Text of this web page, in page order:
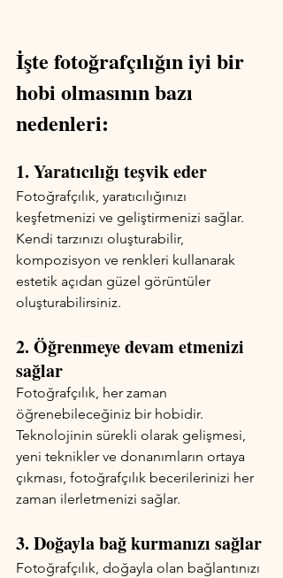
İşte fotoğrafçılığın iyi bir
hobi olmasının bazı
nedenleri:
1. Yaratıcılığı teşvik eder
Fotoğrafçılık, yaratıcılığınızı
keşfetmenizi ve geliştirmenizi sağlar.
Kendi tarzınızı oluşturabilir,
kompozisyon ve renkleri kullanarak
estetik açıdan güzel görüntüler
oluşturabilirsiniz.
2. Öğrenmeye devam etmenizi
sağlar
Fotoğrafçılık, her zaman
öğrenebileceğiniz bir hobidir.
Teknolojinin sürekli olarak gelişmesi,
yeni teknikler ve donanımların ortaya
çıkması, fotoğrafçılık becerilerinizi her
zaman ilerletmenizi sağlar.
3. Doğayla bağ kurmanızı sağlar
Fotoğrafçılık, doğayla olan bağlantınızı